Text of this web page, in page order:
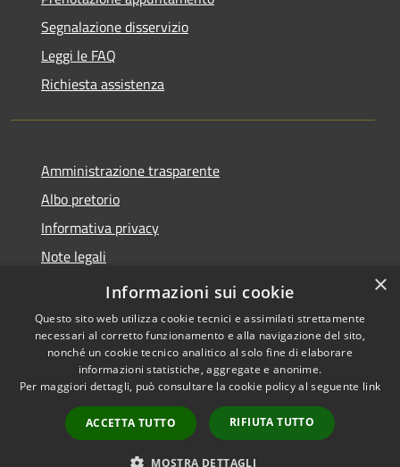
Segnalazione disservizio
Leggi le FAQ
Richiesta assistenza
Amministrazione trasparente
Albo pretorio
Informativa privacy
Note legali
Dichiarazione di accessibilità
Accessibilità
Copyright © 2026 • Comune di
Busnago • Powered by
Municipium•
Accesso
redazione
×
Informazioni sui cookie
Questo sito web utilizza cookie tecnici e assimilati strettamente
necessari al corretto funzionamento e alla navigazione del sito,
nonché un cookie tecnico analitico al solo fine di elaborare
informazioni statistiche, aggregate e anonime.
Per maggiori dettagli, può consultare la cookie policy al seguente link
ACCETTA TUTTO RIFIUTA TUTTO
MOSTRA DETTAGLI